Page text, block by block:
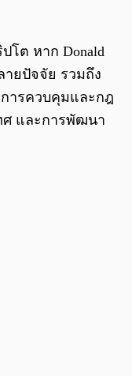
โต หาก Donald
ายปัจจัย รวมถึง
การควบคุมและกฎ
ศ และการพัฒนา